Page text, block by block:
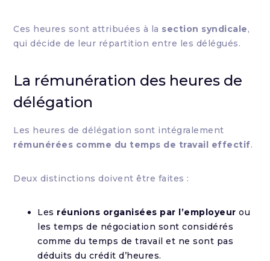
Ces heures sont attribuées à la section syndicale,
qui décide de leur répartition entre les délégués.
La rémunération des heures de
délégation
Les heures de délégation sont intégralement
rémunérées comme du temps de travail effectif.
Deux distinctions doivent être faites :
Les réunions organisées par l’employeur ou
les temps de négociation sont considérés
comme du temps de travail et ne sont pas
déduits du crédit d’heures.